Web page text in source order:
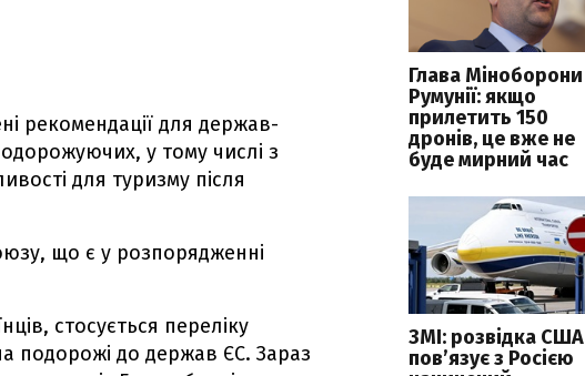
рекомендації для держав-
у тому числі з
для туризму після
що є у розпорядженні
стосується переліку
подорожі до держав ЄС. Зараз
Глава Міноборони
Румунії: якщо
прилетить 150
дронів, це вже не
буде мирний час
ЗМІ: розвідка США
пов’язує з Росією